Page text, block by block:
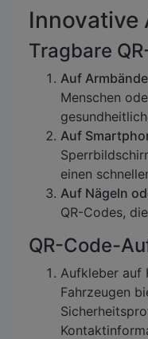
Innovative
Tragbare
Auf
Menschen
Auf
einen
Auf Nägeln
QR-Codes,
QR-Code-
Aufkleber auf
Fahrzeugen